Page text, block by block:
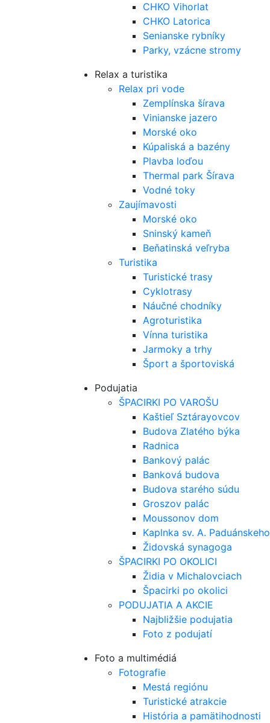
CHKO Vihorlat
CHKO Latorica
Senianske rybníky
Parky, vzácne stromy
Relax a turistika
Relax pri vode
Zemplínska šírava
Vinianske jazero
Morské oko
Kúpaliská a bazény
Plavba loďou
Thermal park Šírava
Vodné toky
Zaujímavosti
Morské oko
Sninský kameň
Beňatinská veľryba
Turistika
Turistické trasy
Cyklotrasy
Náučné chodníky
Agroturistika
Vínna turistika
Jarmoky a trhy
Šport a športoviská
Podujatia
ŠPACIRKI PO VAROŠU
Kaštieľ Sztárayovcov
Budova Zlatého býka
Radnica
Bankový palác
Banková budova
Budova starého súdu
Groszov palác
Moussonov dom
Kaplnka sv. A. Paduánskeho
Židovská synagoga
ŠPACIRKI PO OKOLICI
Židia v Michalovciach
Špacirki po okolici
PODUJATIA A AKCIE
Najbližšie podujatia
Foto z podujatí
Foto a multimédiá
Fotografie
Mestá regiónu
Turistické atrakcie
História a pamätihodnosti